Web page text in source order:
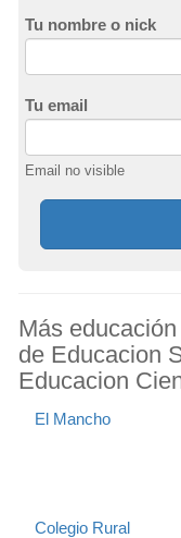
Tu nombre o nick
Tu email
Email no visible
Más
de Educacion
Educacion
El Mancho
Colegio Rural